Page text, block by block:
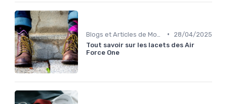
•
28/04/2025
Tout savoir sur les lacets des Air
Force One